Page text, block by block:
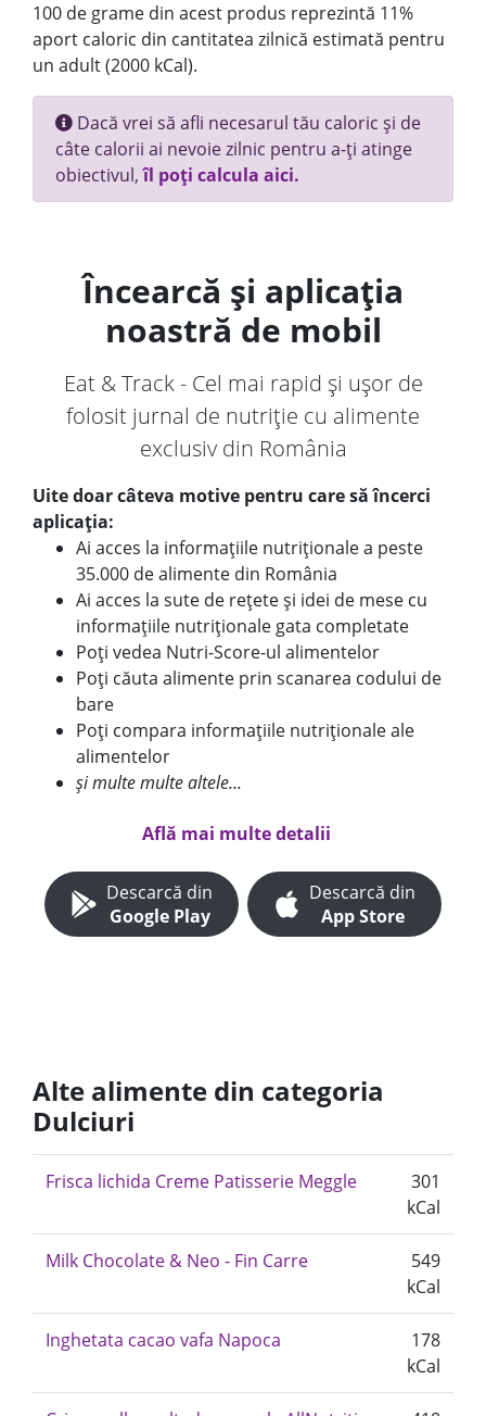
100 de grame din acest produs reprezintă 11%
aport caloric din cantitatea zilnică estimată pentru
un adult (2000 kCal).
Dacă vrei să afli necesarul tău caloric și de
câte calorii ai nevoie zilnic pentru a-ți atinge
obiectivul,îl poți calcula aici.
Încearcă și aplicația
noastră de mobil
Eat & Track - Cel mai rapid și ușor de
folosit jurnal de nutriție cu alimente
exclusiv din România
Uite doar câteva motive pentru care să încerci
aplicația:
Ai acces la informațiile nutriționale a peste
35.000 de alimente din România
Ai acces la sute de rețete și idei de mese cu
informațiile nutriționale gata completate
Poți vedea Nutri-Score-ul alimentelor
Poți căuta alimente prin scanarea codului de
bare
Poți compara informațiile nutriționale ale
alimentelor
și multe multe altele...
Află mai multe detalii
Descarcă din
Google Play
Descarcă din
App Store
Alte alimente din categoria
Dulciuri
Frisca lichida Creme Patisserie Meggle
301
kCal
Milk Chocolate & Neo - Fin Carre
549
kCal
Inghetata cacao vafa Napoca
178
kCal